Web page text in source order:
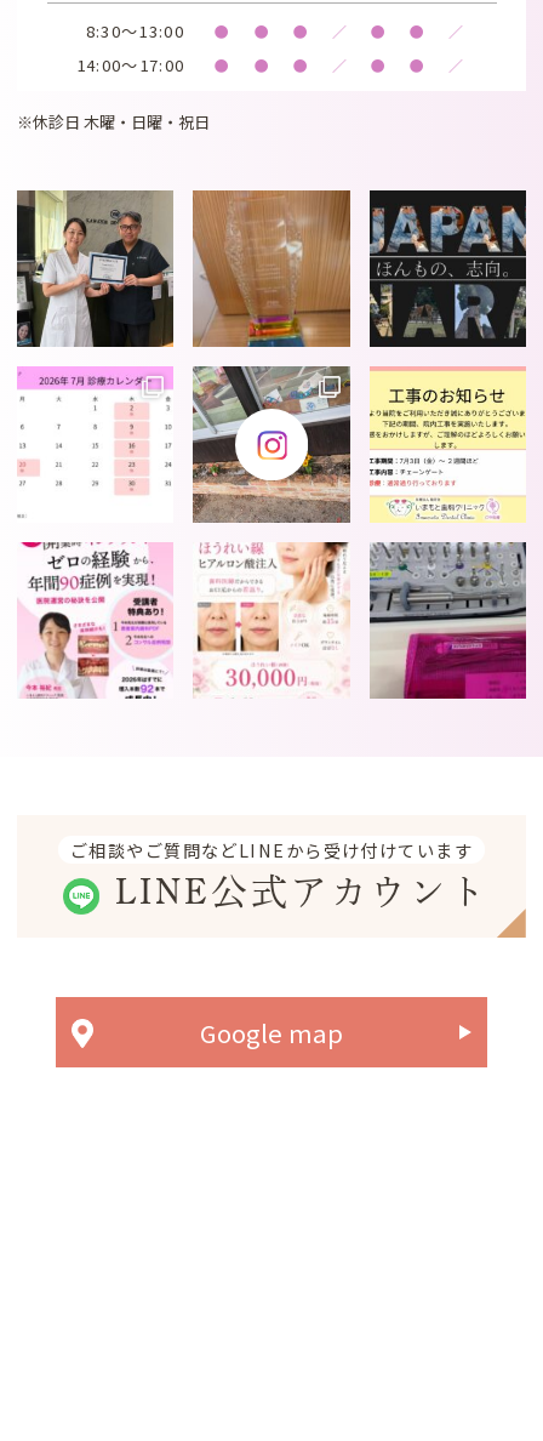
8:30～13:00 ● ● ● ／ ● ● ／
14:00～17:00 ● ● ● ／ ● ● ／
※休診日 木曜・日曜・祝日
ご相談やご質問などLINEから受け付けています
LINE公式アカウント
Google map